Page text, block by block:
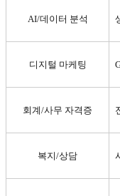
AI/데이터 분석
디지털 마케팅
회계 /사무 자격증
복지 /상담